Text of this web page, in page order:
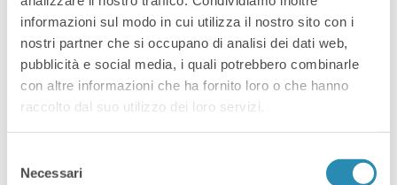
informazioni sul modo in cui utilizza il nostro sito con i
nostri partner che si occupano di analisi dei dati web,
pubblicità e social media, i quali potrebbero combinarle
con altre informazioni che ha fornito loro o che hanno
raccolto dal suo utilizzo dei loro servizi.
delNecessari
Iscriviti Subito!
Digital Marketing